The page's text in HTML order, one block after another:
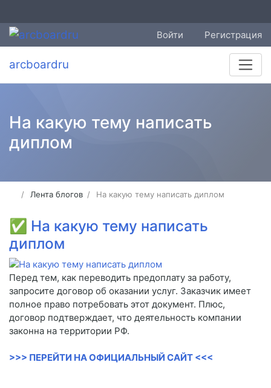
Войти Регистрация
arcboardru
На какую тему написать
диплом
Лента блогов На какую тему написать диплом
✅ На какую тему написать
диплом
Перед тем, как переводить предоплату за работу,
запросите договор об оказании услуг. Заказчик имеет
полное право потребовать этот документ. Плюс,
договор подтверждает, что деятельность компании
законна на территории РФ.
>>> ПЕРЕЙТИ НА ОФИЦИАЛЬНЫЙ САЙТ <<<